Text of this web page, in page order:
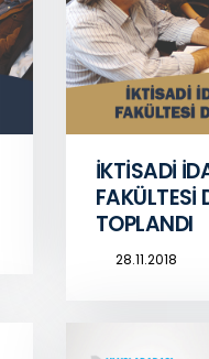
İKTİSADİ
FAKÜLTESİ
TOPLANDI
28.11.2018